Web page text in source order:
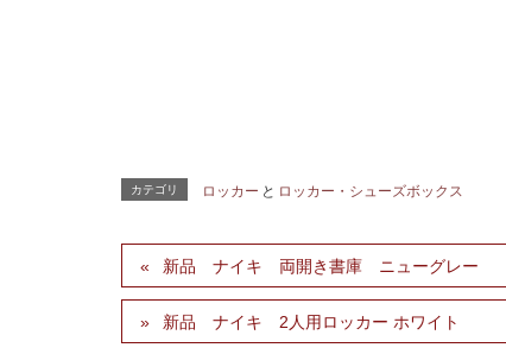
カテゴリ ロッカー と ロッカー・シューズボックス
新品 ナイキ 両開き書庫 ニューグレー
新品 ナイキ 2人用ロッカー ホワイト